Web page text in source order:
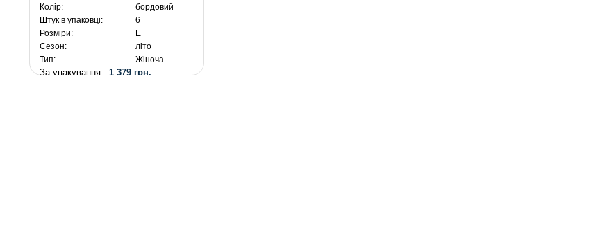
Колір:
бордовий
Штук в упаковці:
6
Розміри:
E
Сезон:
літо
Тип:
Жіноча
За упакування:1 379 грн.